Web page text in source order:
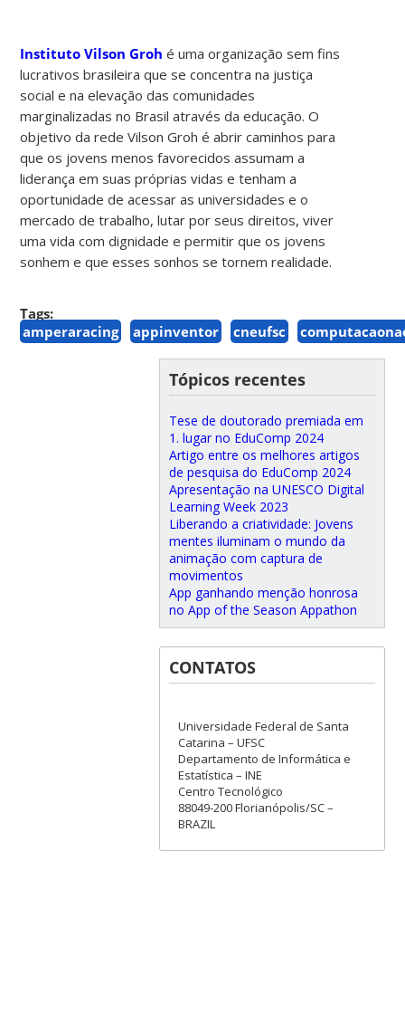
Instituto Vilson Groh é uma organização sem fins
lucrativos brasileira que se concentra na justiça
social e na elevação das comunidades
marginalizadas no Brasil através da educação. O
objetivo da rede Vilson Groh é abrir caminhos para
que os jovens menos favorecidos assumam a
liderança em suas próprias vidas e tenham a
oportunidade de acessar as universidades e o
mercado de trabalho, lutar por seus direitos, viver
uma vida com dignidade e permitir que os jovens
sonhem e que esses sonhos se tornem realidade.
Tags:
amperaracing
appinventor cneufsc
Tópicos recentes
Tese de doutorado premiada em
1. lugar no EduComp 2024
Artigo entre os melhores artigos
de pesquisa do EduComp 2024
Apresentação na UNESCO Digital
Learning Week 2023
Liberando a criatividade: Jovens
mentes iluminam o mundo da
animação com captura de
movimentos
App ganhando menção honrosa
no App of the Season Appathon
CONTATOS
Universidade Federal de Santa
Catarina – UFSC
Departamento de Informática e
Estatística – INE
Centro Tecnológico
88049-200 Florianópolis/SC –
BRAZIL